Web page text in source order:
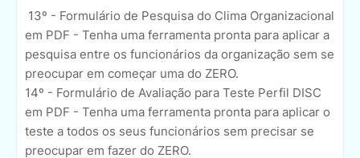
13º - Formulário de Pesquisa do Clima Organizacional
em PDF - Tenha uma ferramenta pronta para aplicar a
pesquisa entre os funcionários da organização sem se
preocupar em começar uma do ZERO.
14º - Formulário de Avaliação para Teste Perfil DISC
em PDF - Tenha uma ferramenta pronta para aplicar o
teste a todos os seus funcionários sem precisar se
preocupar em fazer do ZERO.